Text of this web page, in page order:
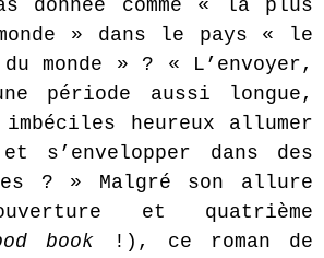
donnée comme « la plus
» dans le pays « le
monde » ? « L’envoyer,
période aussi longue,
heureux allumer
s’envelopper dans des
? » Malgré son allure
et quatrième
book !), ce roman de